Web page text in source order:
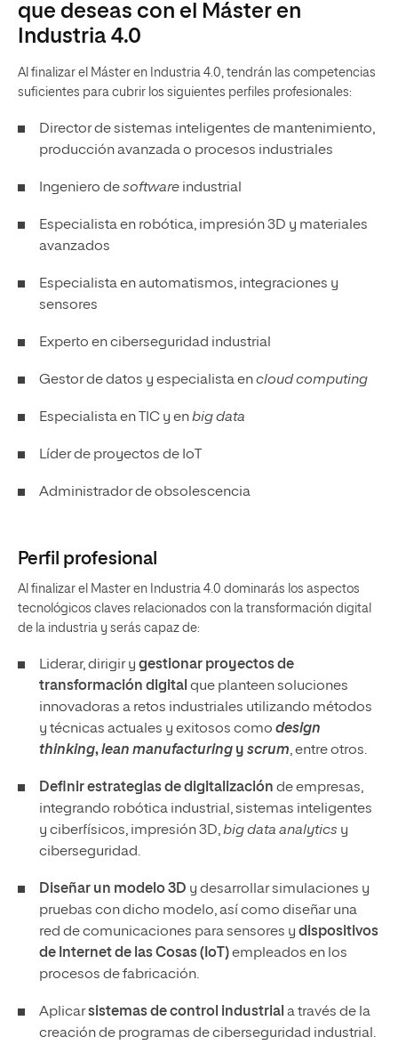
que deseas con el Máster en
Industria 4.0
Al finalizar el Máster en Industria 4.0, tendrán las competencias
suficientes para cubrir los siguientes perfiles profesionales:
Director de sistemas inteligentes de mantenimiento,
producción avanzada o procesos industriales
Ingeniero desoftware industrial
Especialista en robótica, impresión 3D y materiales
avanzados
Especialista en automatismos, integraciones y
sensores
Experto en ciberseguridad industrial
Gestor de datos y especialista encloud computing
Especialista en TIC y enbig data
Líder de proyectos de IoT
Administrador de obsolescencia
Perfil profesional
Al finalizar el Master en Industria 4.0 dominarás los aspectos
tecnológicos claves relacionados con la transformación digital
de la industria y serás capaz de:
Liderar, dirigir y gestionar proyectos de
transformación digital que planteen soluciones
innovadoras a retos industriales utilizando métodos
y técnicas actuales y exitosos como design
thinking,lean manufacturing y scrum, entre otros.
Definir estrategias de digitalización de empresas,
integrando robótica industrial, sistemas inteligentes
y ciberfísicos, impresión 3D,big data analytics y
ciberseguridad.
Diseñar un modelo 3D y desarrollar simulaciones y
pruebas con dicho modelo, así como diseñar una
red de comunicaciones para sensores y dispositivos
de Internet de las Cosas (IoT)empleados en los
procesos de fabricación.
Aplicarsistemas de control industrial a través de la
creación de programas de ciberseguridad industrial.